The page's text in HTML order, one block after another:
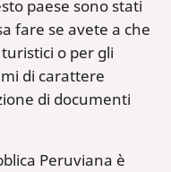
paese sono stati
fare se avete a che
o per gli
di carattere
di documenti
Peruviana è